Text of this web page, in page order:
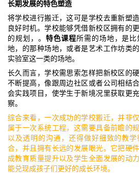
长期发展的特色塑造
将学校进行搬迁，这可是学校去重新塑
良好时机。学校能够凭借新校区拥有的
的规划，。 特色课程所需的场地，是
地，的那种场地，或者是艺术工作坊类
实验室这一类的场地。
长久而言，学校需思索怎样把新校区的
不断提高，像跟周边社区或者公司相结
会实践项目，使学生于新境况里获取更
察。
综合来看，一次成功的学校搬迁，并非
属于一次系统工程，这需要具备前瞻的
以及透明的沟通，还得做好细致的教
合，并且拥有长远的发展眼光。它把硬
成教育质量提升以及学生全面发展的动
能兑现成孩子们更好的成长环境。